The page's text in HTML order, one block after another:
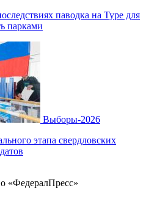
паводка на Туре для
парками
Выборы-2026
этапа свердловских
«ФедералПресс»